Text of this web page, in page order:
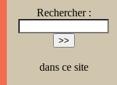
Rechercher :
dans ce site